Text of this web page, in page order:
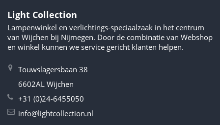
Light Collection
Lampenwinkel en verlichtings-speciaalzaak in het centrum
van Wijchen bij Nijmegen. Door de combinatie van Webshop
en winkel kunnen we service gericht klanten helpen.
Touwslagersbaan 38
6602AL Wijchen
+31 (0)24-6455050
info@lightcollection.nl